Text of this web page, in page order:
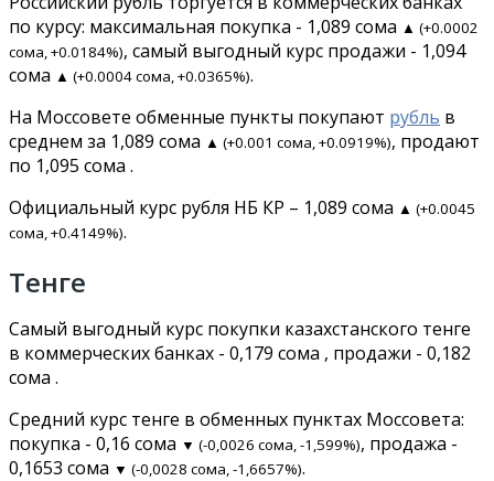
по курсу: максимальная покупка - 1,089 сома ▲ (+0.0002
сома, +0.0184%), самый выгодный курс продажи - 1,094
сома ▲ (+0.0004 сома, +0.0365%).
На Моссовете обменные пункты покупают рубль в
среднем за 1,089 сома ▲ (+0.001 сома, +0.0919%), продают
по 1,095 сома .
Официальный курс рубля НБ КР – 1,089 сома ▲ (+0.0045
сома, +0.4149%).
Тенге
Самый выгодный курс покупки казахстанского тенге
в коммерческих банках - 0,179 сома , продажи - 0,182
сома .
Средний курс тенге в обменных пунктах Моссовета:
покупка - 0,16 сома ▼ (-0,0026 сома, -1,599%), продажа -
0,1653 сома ▼ (-0,0028 сома, -1,6657%).